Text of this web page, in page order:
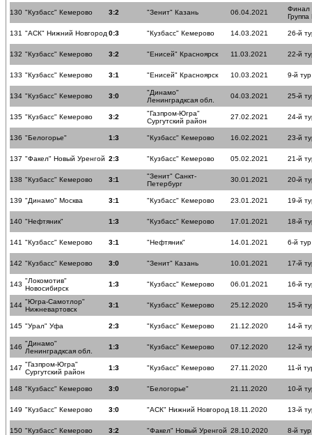
130 "Кузбасс" Кемерово 3:2 "Зенит" Казань 06.04.2021
Финал
Группа
131 "АСК" Нижний Новгород 0:3 "Кузбасс" Кемерово 14.03.2021 26-й
132 "Кузбасс" Кемерово 3:2 "Енисей" Красноярск 11.03.2021 22-й
133 "Кузбасс" Кемерово 3:1 "Енисей" Красноярск 10.03.2021 9-й тур
134 "Кузбасс" Кемерово 3:0
"Динамо"
Ленинградксая обл.
04.03.2021 25-й
135 "Кузбасс" Кемерово 3:2
"Газпром-Югра"
Сургутский район
27.02.2021 24-й
136 "Белогорье" 1:3 "Кузбасс" Кемерово 16.02.2021 23-й
137 "Факел" Новый Уренгой 2:3 "Кузбасс" Кемерово 05.02.2021 21-й
138 "Кузбасс" Кемерово 3:1
"Зенит" Санкт-
Петербург
30.01.2021 20-й
139 "Динамо" Москва 3:1 "Кузбасс" Кемерово 23.01.2021 19-й
140 "Нефтяник" 1:3 "Кузбасс" Кемерово 17.01.2021 18-й
141 "Кузбасс" Кемерово 3:1 "Нефтяник" 14.01.2021 6-й тур
142 "Кузбасс" Кемерово 3:0 "Зенит" Казань 10.01.2021 17-й
143 "Локомотив"
Новосибирск
1:3 "Кузбасс" Кемерово 06.01.2021 16-й
144 "Югра-Самотлор"
Нижневартовск
3:1 "Кузбасс" Кемерово 25.12.2020 15-й
145 "Урал" Уфа 2:3 "Кузбасс" Кемерово 21.12.2020 14-й
146 "Динамо"
Ленинградксая обл.
1:3 "Кузбасс" Кемерово 07.12.2020 12-й
147 "Газпром-Югра"
Сургутский район
1:3 "Кузбасс" Кемерово 27.11.2020 11-й
148 "Кузбасс" Кемерово 3:0 "Белогорье" 21.11.2020 10-й
149 "Кузбасс" Кемерово 3:0 "АСК" Нижний Новгород 18.11.2020 13-й
150 "Кузбасс" Кемерово 3:2 "Факел" Новый Уренгой 28.10.2020 8-й тур